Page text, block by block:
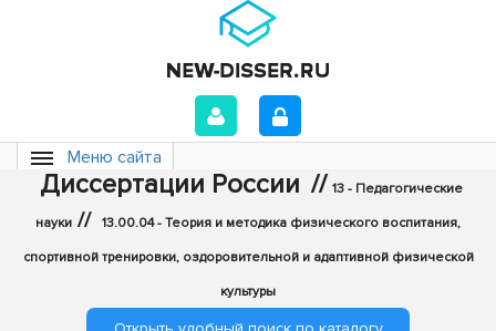
Меню сайта
Диссертации России // 13 - Педагогические
науки // 13.00.04 - Теория и методика физического воспитания,
спортивной тренировки, оздоровительной и адаптивной физической
культуры